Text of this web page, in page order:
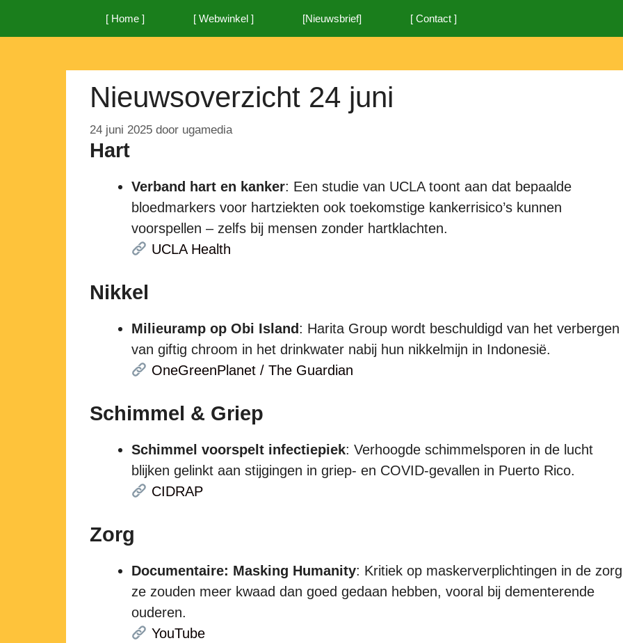
[ Home ] [ Webwinkel ] [Nieuwsbrief] [ Contact ]
Nieuwsoverzicht 24 juni
24 juni 2025 door ugamedia
Hart
Verband hart en kanker: Een studie van UCLA toont aan dat bepaalde
bloedmarkers voor hartziekten ook toekomstige kankerrisico’s kunnen
voorspellen – zelfs bij mensen zonder hartklachten.
UCLA Health
Nikkel
Milieuramp op Obi Island: Harita Group wordt beschuldigd van het verbergen
van giftig chroom in het drinkwater nabij hun nikkelmijn in Indonesië.
OneGreenPlanet / The Guardian
Schimmel & Griep
Schimmel voorspelt infectiepiek: Verhoogde schimmelsporen in de lucht
blijken gelinkt aan stijgingen in griep- en COVID-gevallen in Puerto Rico.
CIDRAP
Zorg
Documentaire: Masking Humanity: Kritiek op maskerverplichtingen in de
ze zouden meer kwaad dan goed gedaan hebben, vooral bij dementerende
ouderen.
YouTube